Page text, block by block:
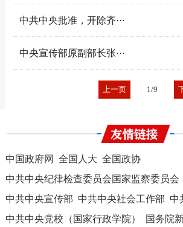
中共中央批准，开除齐···
中央宣传部原副部长张···
上一页 1/9
中国政府网 全国人大 全国政协
中共中央纪律检查委员会国家监察委员会
中共中央宣传部 中共中央社会工作部 中
中共中央党校（国家行政学院）
国务院